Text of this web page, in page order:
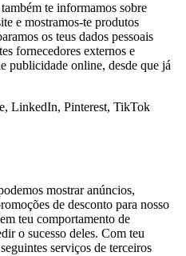
te informamos sobre
e mostramos-te produtos
os teus dados pessoais
fornecedores externos e
publicidade online, desde que já
LinkedIn, Pinterest, TikTok
mostrar anúncios,
de desconto para nosso
teu comportamento de
o sucesso deles. Com teu
serviços de terceiros